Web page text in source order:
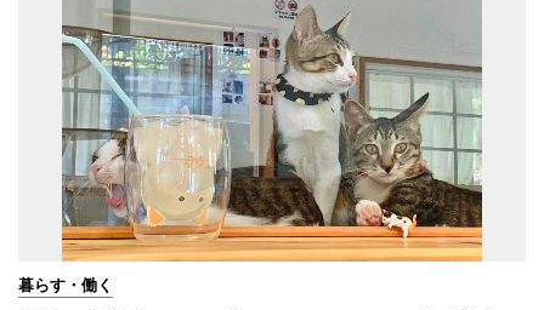
暮らす・働く